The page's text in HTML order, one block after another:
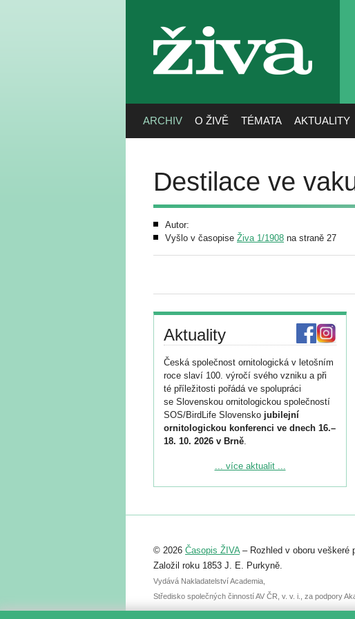
živa
ARCHIV O ŽIVĚ TÉMATA AKTUALITY
Destilace ve
Autor:
Vyšlo v časopise Živa 1/1908 na straně 27
Aktuality
Česká společnost ornitologická v letošním
roce slaví 100. výročí svého vzniku a při
té příležitosti pořádá ve spolupráci
se Slovenskou ornitologickou společností
SOS/BirdLife Slovensko jubilejní
ornitologickou konferenci ve dnech 16.–
18. 10. 2026 v Brně.
Podrobnější informace ke konferenci
Registrovat se můžete do 6. září.
abstraktu přihlášené přednášky nebo
posteru je už 30. června.
... více aktualit ...
© 2026 Časopis ŽIVA– Rozhled v oboru veškeré
Založil roku 1853 J. E. Purkyně.
Vydává Nakladatelství Academia,
Středisko společných činností AV ČR, v. v. i., za podpory